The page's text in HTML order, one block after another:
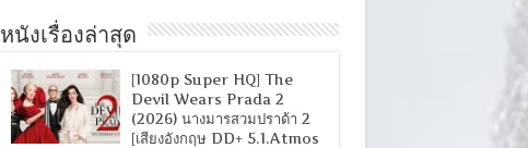
หนังเรื่องล่าสุด
[1080p Super HQ] The
Devil Wears Prada 2
(2026) นางมารสวมปราด้า 2
[เสียงอังกฤษ DD+ 5.1.Atmos